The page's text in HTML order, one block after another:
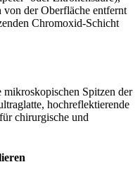
von der Oberfläche entfernt
Chromoxid-Schicht
mikroskopischen Spitzen der
hochreflektierende
chirurgische und